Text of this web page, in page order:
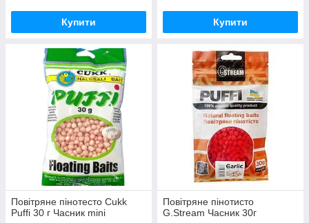
Купити Купити
Повітряне пінотесто Cukk
Puffi 30 г Часник mini
Повітряне пінотисто
G.Stream Часник 30г